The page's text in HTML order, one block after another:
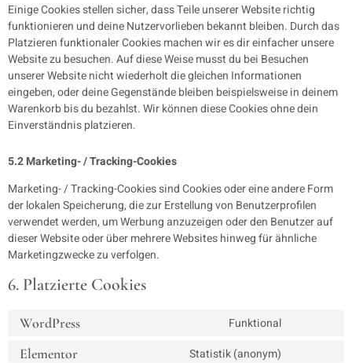
Einige Cookies stellen sicher, dass Teile unserer Website richtig
funktionieren und deine Nutzervorlieben bekannt bleiben. Durch das
Platzieren funktionaler Cookies machen wir es dir einfacher unsere
Website zu besuchen. Auf diese Weise musst du bei Besuchen
unserer Website nicht wiederholt die gleichen Informationen
eingeben, oder deine Gegenstände bleiben beispielsweise in deinem
Warenkorb bis du bezahlst. Wir können diese Cookies ohne dein
Einverständnis platzieren.
5.2 Marketing- / Tracking-Cookies
Marketing- / Tracking-Cookies sind Cookies oder eine andere Form
der lokalen Speicherung, die zur Erstellung von Benutzerprofilen
verwendet werden, um Werbung anzuzeigen oder den Benutzer auf
dieser Website oder über mehrere Websites hinweg für ähnliche
Marketingzwecke zu verfolgen.
6. Platzierte Cookies
WordPress Funktional
Elementor Statistik (anonym)